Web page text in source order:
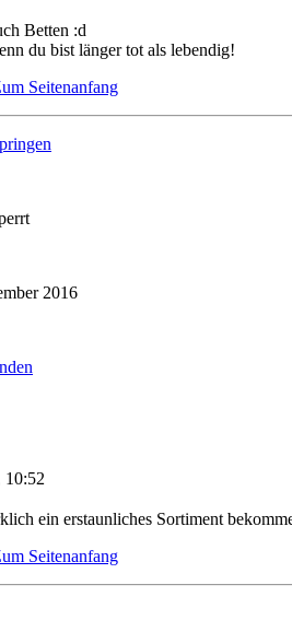
Betten :d
du bist länger tot als lebendig!
Seitenanfang
2016
10:52
ein erstaunliches Sortiment
Seitenanfang